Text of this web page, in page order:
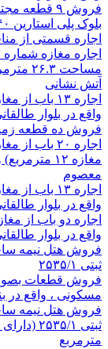
فروش ۹
بلوک پلی استارین ۴۰ طبقه مجزا واقع در بندرماهشهر- انتهای فاز ۳
اجاره قسمتی از
مساحت
آتش نشانی
اجاره ۱۳
واقع در بلوار
فروش ده قطعه
اجاره ۲۰
معصوم
اجاره ۱۳
واقع در بلوار
اجاره دو باب از
واقع در بلوار
فروش هتل نیمه
ثبتی ۲۵۳۵/۱
مسکونی ، واقع در
فروش هتل نیمه
مترمربع